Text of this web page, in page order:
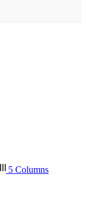
5 Columns